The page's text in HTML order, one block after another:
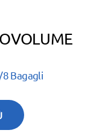
8 Bagagli